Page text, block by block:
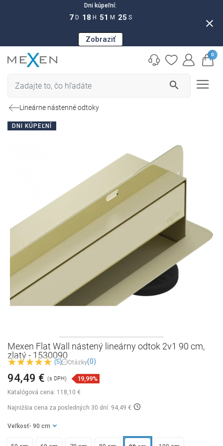
Dni kúpeľní:
7 D 18 H 51 M 24 S
Zobraziť
close
search
0
Lineárne nástenné odtoky
DNI KÚPEĽNÍ
Mexen Flat Wall nástený lineárny odtok 2v1 90 cm,
zlatý - 1530090
(5) Otázky(0)
Katalógová cena: 118,10 €
94,49 € (s DPH) 19,99%
Najnižšia cena za posledných 30 dní: 94,49 €
Veľkosť - 90 cm